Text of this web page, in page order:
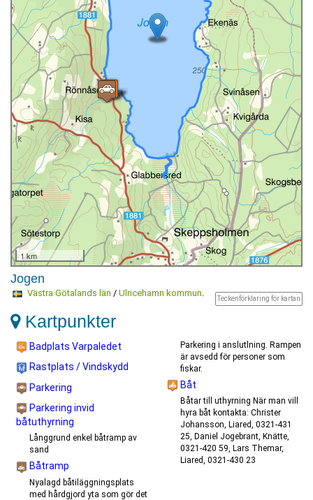
1 km
Jogen
Teckenförklaring för kartan
Västra Götalands län / Ulricehamn kommun.
Kartpunkter
Badplats Varpaledet
Rastplats / Vindskydd
Parkering
Parkering invid
båtuthyrning
Långgrund enkel båtramp av
sand
Båtramp
Nyalagd båtiläggningsplats
med hårdgjord yta som gör det
Parkering i anslutlning. Rampen
är avsedd för personer som
fiskar.
Båt
Båtar till uthyrning När man vill
hyra båt kontakta: Christer
Johansson, Liared, 0321-431
25, Daniel Jogebrant, Knätte,
0321-420 59, Lars Themar,
Liared, 0321-430 23